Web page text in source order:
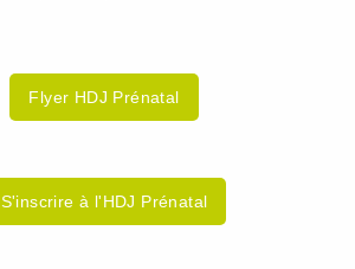
Flyer HDJ Prénatal
S'inscrire à l'HDJ Prénatal